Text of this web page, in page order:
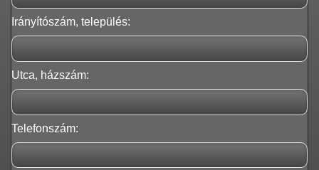
Irányítószám, település:
Utca, házszám:
Telefonszám: